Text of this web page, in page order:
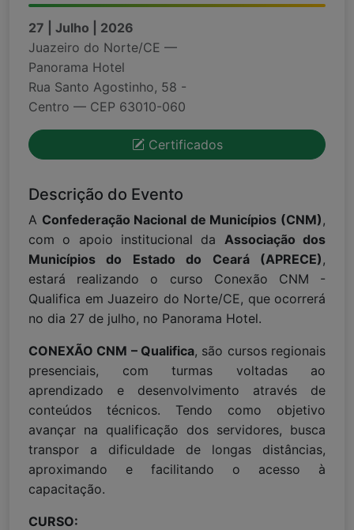
27 | Julho | 2026
Juazeiro do Norte/CE —
Panorama Hotel
Rua Santo Agostinho, 58 -
Centro — CEP 63010-060
Certificados
Descrição do Evento
A Confederação Nacional de Municípios (CNM) ,
com o apoio institucional da Associação dos
Municípios do Estado do Ceará (APRECE) ,
estará realizando o curso Conexão CNM -
Qualifica em Juazeiro do Norte/CE, que ocorrerá
no dia 27 de julho, no Panorama Hotel.
CONEXÃO CNM – Qualifica, são cursos regionais
presenciais, com turmas voltadas ao
aprendizado e desenvolvimento através de
conteúdos técnicos. Tendo como objetivo
avançar na qualificação dos servidores, busca
transpor a dificuldade de longas distâncias,
aproximando e facilitando o acesso à
capacitação.
CURSO: